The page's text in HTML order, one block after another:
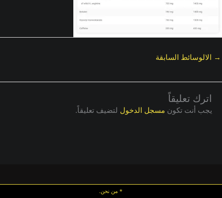
→ الالوسائط السابقة
اترك تعليقاً
يجب أنت تكون مسجل الدخول لتضيف تعليقاً.
* من نحن.